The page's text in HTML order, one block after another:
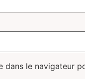
le navigateur